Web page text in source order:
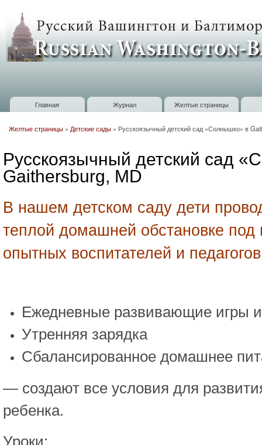
Russian
Washington
Baltimore
Главное меню
Главная Журнал Желтые страницы
Желтые страницы » Детские сады » Русскоязычный детский сад «Солнышко» в
Русскоязычный детский сад
Gaithersburg, MD
В нашем детском саду дети
теплой домашней обстановке под
опытных воспитателей и
Ежедневные развивающие игры и
Утренняя зарядка
Сбалансированное домашнее
— создают все условия для
ребенка.
Уроки: